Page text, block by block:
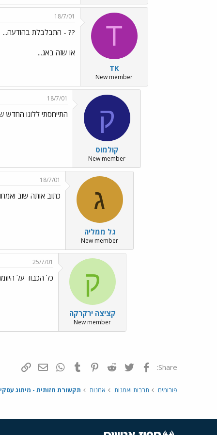
T
TK
New member
18/7/01
?? - התבלבלת בהודעה...
או שזה באג...
ק
קולמוס
New member
18/7/01
התייחסתי ללוגו החדש
ג
גל ממליה
New member
18/7/01
כתוב אותה שוב
ק
קציצה ירקרקה
New member
25/7/01
כל הכבוד על
Share: פייסבוק Twitter
Reddit
Pinterest
Tumblr
WhatsAppדואר אלקטרוני
פורומים תרבות ואמנות אמנות תקשורת חזותית - מיתוג עסקי